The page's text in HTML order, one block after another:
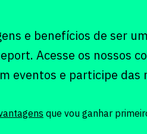
e benefícios de ser
Acesse os nossos
eventos e participe das
que vou ganhar